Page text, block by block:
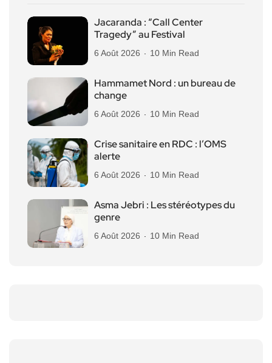
Jacaranda : “Call Center
Tragedy” au Festival
6 Août 2026 10 Min Read
Hammamet Nord : un bureau de
change
6 Août 2026 10 Min Read
Crise sanitaire en RDC : l’OMS
alerte
6 Août 2026 10 Min Read
Asma Jebri : Les stéréotypes du
genre
6 Août 2026 10 Min Read